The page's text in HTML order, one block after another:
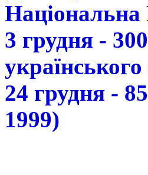
3 грудня -
24 грудня -
1999)